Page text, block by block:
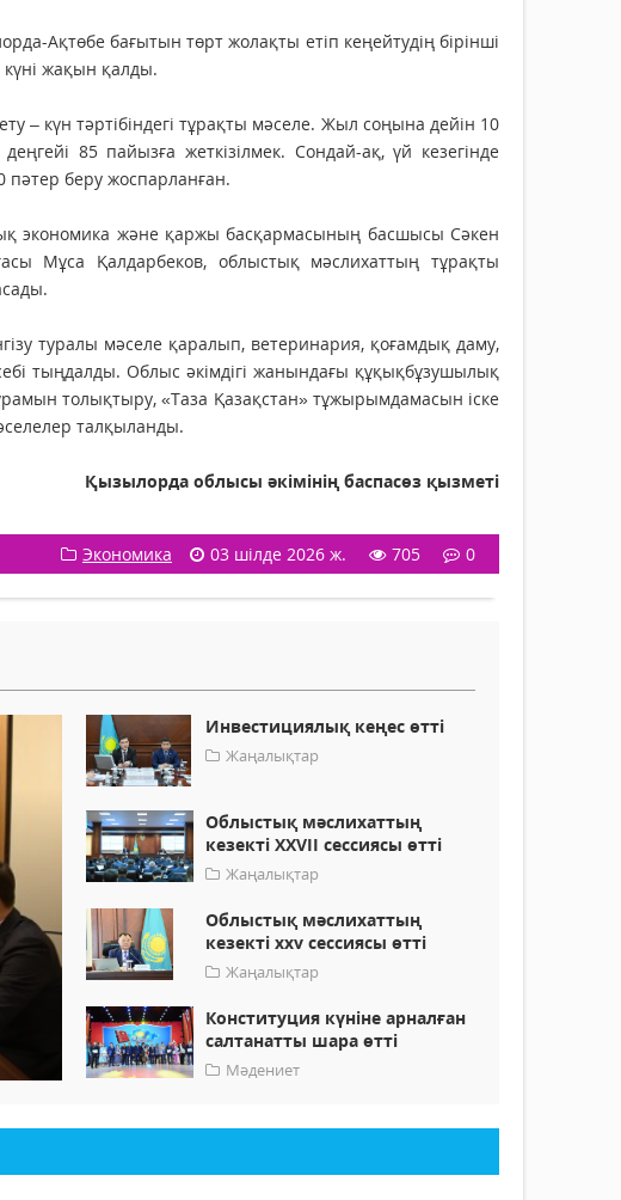
Ақтөбе бағытын төрт жолақты етіп кеңейтудің бірінші
жақын қалды.
күн тәртібіндегі тұрақты мәселе. Жыл соңына дейін 10
85 пайызға жеткізілмек. Сондай-ақ, үй кезегінде
беру жоспарланған.
экономика және қаржы басқармасының басшысы Сәкен
Мұса Қалдарбеков, облыстық мәслихаттың тұрақты
туралы мәселе қаралып, ветеринария, қоғамдық даму,
тыңдалды. Облыс әкімдігі жанындағы құқықбұзушылық
толықтыру, «Таза Қазақстан» тұжырымдамасын іске
талқыланды.
Қызылорда облысы әкімінің баспасөз қызметі
Экономика 03 шілде 2026 ж. 705 0
Инвестициялық кеңес өтті
Жаңалықтар
Облыстық мәслихаттың
кезекті XXVII сессиясы өтті
Жаңалықтар
Облыстық мәслихаттың
кезекті xxv сессиясы өтті
Жаңалықтар
Конституция күніне арналған
салтанатты шара өтті
Мәдениет